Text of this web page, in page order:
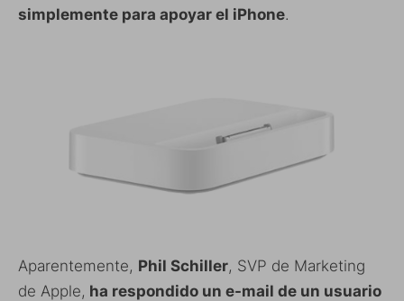
simplemente para apoyar el iPhone.
Aparentemente, Phil Schiller, SVP de Marketing
de Apple, ha respondido un e-mail de un usuario